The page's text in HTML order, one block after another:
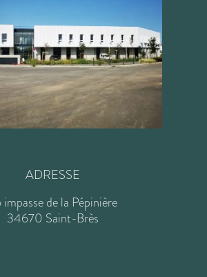
ADRESSE
de la Pépinière
34670 Saint-Brès